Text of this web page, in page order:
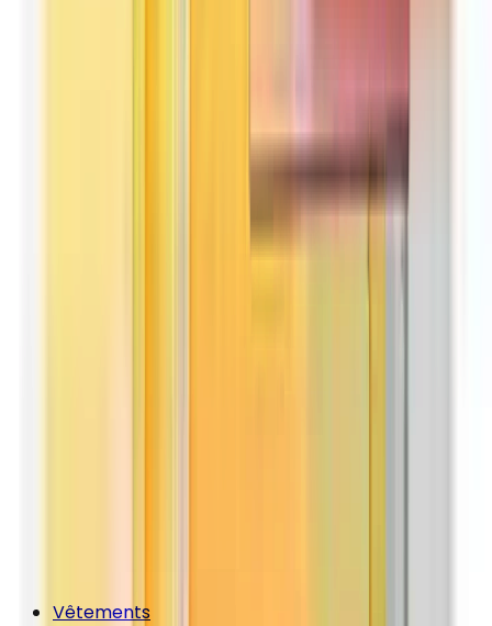
Vêtements